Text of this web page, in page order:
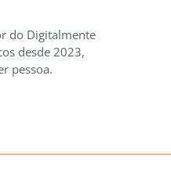
do Digitalmente
desde 2023,
pessoa.